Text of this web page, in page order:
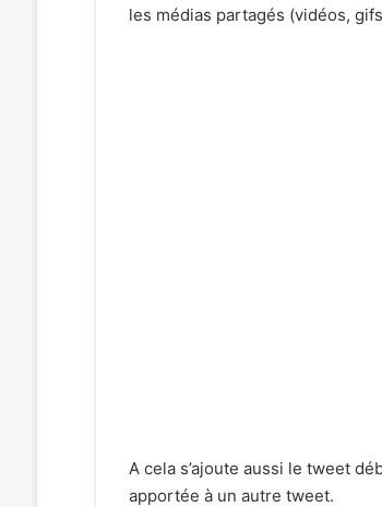
les médias partagés (vidéos,
A cela s’ajoute aussi le tweet
apportée à un autre tweet.